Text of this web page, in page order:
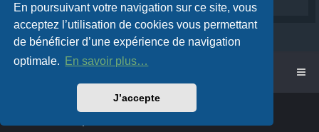
En poursuivant votre navigation sur ce site, vous
acceptez l’utilisation de cookies vous permettant
de bénéficier d’une expérience de navigation
optimale.
En savoir plus…
J’accepte
phpBB